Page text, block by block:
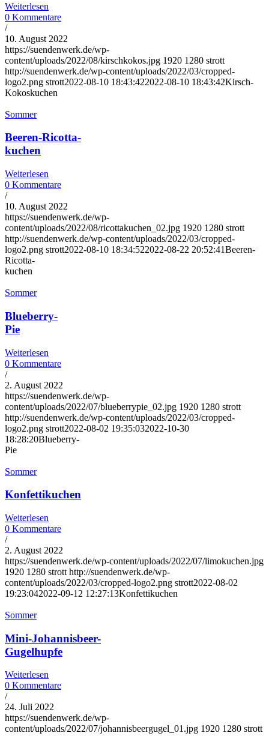
Weiterlesen
0 Kommentare
/
10. August 2022
https://suendenwerk.de/wp-
content/uploads/2022/08/kirschkokos.jpg 1920 1280 strott
http://suendenwerk.de/wp-content/uploads/2022/03/cropped-
logo2.png strott2022-08-10 18:43:422022-08-10 18:43:42Kirsch-
Kokoskuchen
Sommer
Beeren-Ricotta-
kuchen
Weiterlesen
0 Kommentare
/
10. August 2022
https://suendenwerk.de/wp-
content/uploads/2022/08/ricottakuchen_02.jpg 1920 1280 strott
http://suendenwerk.de/wp-content/uploads/2022/03/cropped-
logo2.png strott2022-08-10 18:34:522022-08-22 20:52:41Beeren-
Ricotta-
kuchen
Sommer
Blueberry-
Pie
Weiterlesen
0 Kommentare
/
2. August 2022
https://suendenwerk.de/wp-
content/uploads/2022/07/blueberrypie_02.jpg 1920 1280 strott
http://suendenwerk.de/wp-content/uploads/2022/03/cropped-
logo2.png strott2022-08-02 19:35:032022-10-30
18:28:20Blueberry-
Pie
Sommer
Konfettikuchen
Weiterlesen
0 Kommentare
/
2. August 2022
https://suendenwerk.de/wp-content/uploads/2022/07/limokuchen.jpg
1920 1280 strott http://suendenwerk.de/wp-
content/uploads/2022/03/cropped-logo2.png strott2022-08-02
19:23:042022-09-12 12:27:13Konfettikuchen
Sommer
Mini-Johannisbeer-
Gugelhupfe
Weiterlesen
0 Kommentare
/
24. Juli 2022
https://suendenwerk.de/wp-
content/uploads/2022/07/johannisbeergugel_01.jpg 1920 1280 strott